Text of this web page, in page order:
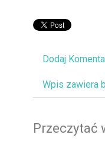
Dodaj
Wpis zawiera
Przeczytać